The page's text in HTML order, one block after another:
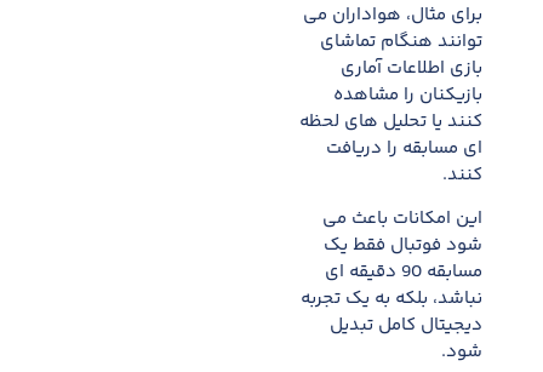
برای مثال، هواداران می
توانند هنگام تماشای
بازی اطلاعات آماری
بازیکنان را مشاهده
کنند یا تحلیل های لحظه
ای مسابقه را دریافت
کنند.
این امکانات باعث می
شود فوتبال فقط یک
مسابقه 90 دقیقه ای
نباشد، بلکه به یک تجربه
دیجیتال کامل تبدیل
شود.